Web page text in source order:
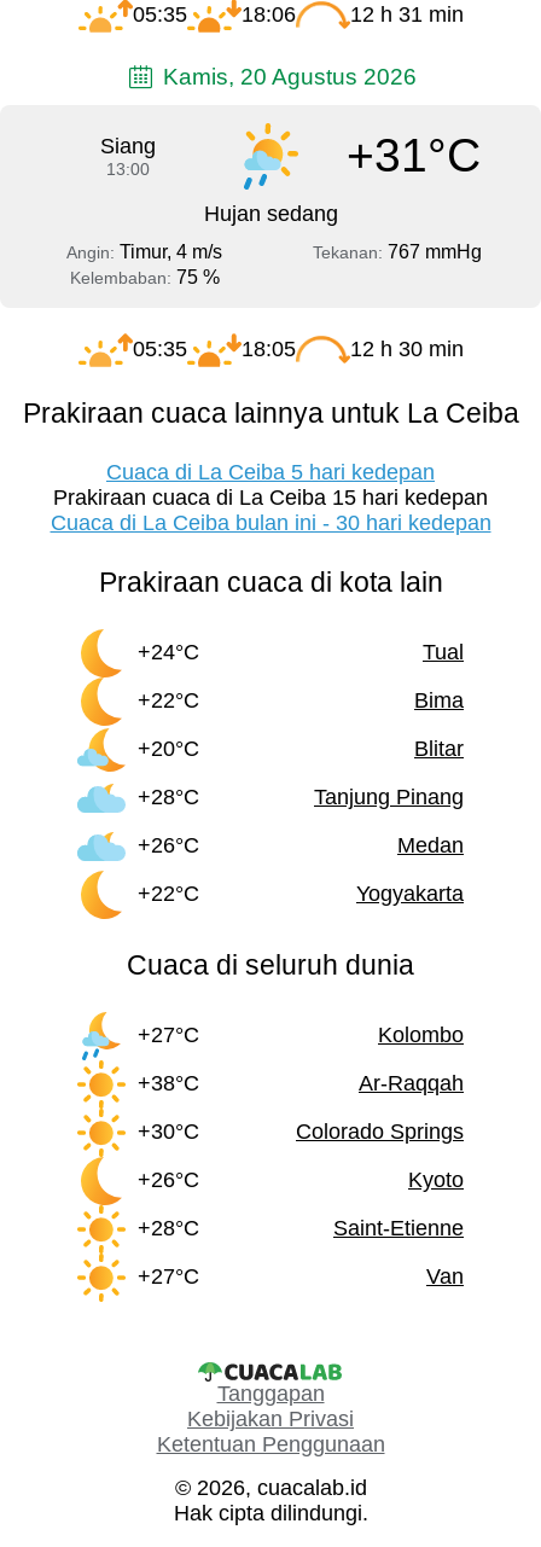
05:35 18:06 12 h 31 min
Kamis, 20 Agustus 2026
Siang
13:00 +31°C
Hujan sedang
Angin: Timur, 4 m/s Tekanan: 767 mmHg
Kelembaban: 75 %
05:35 18:05 12 h 30 min
Prakiraan cuaca lainnya untuk La Ceiba
Cuaca di La Ceiba 5 hari kedepan
Prakiraan cuaca di La Ceiba 15 hari kedepan
Cuaca di La Ceiba bulan ini - 30 hari kedepan
Prakiraan cuaca di kota lain
+24°C
Tual
+22°C
Bima
+20°C
Blitar
+28°C
Tanjung Pinang
+26°C
Medan
+22°C
Yogyakarta
Cuaca di seluruh dunia
+27°C
Kolombo
+38°C
Ar-Raqqah
+30°C
Colorado Springs
+26°C
Kyoto
+28°C
Saint-Etienne
+27°C
Van
Tanggapan
Kebijakan Privasi
Ketentuan Penggunaan
© 2026, cuacalab.id
Hak cipta dilindungi.